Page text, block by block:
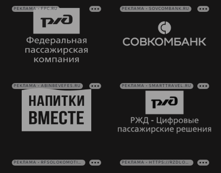
РЕКЛАМА • FPC.RU РЕКЛАМА • SOVCOMBANK.RU
РЕКЛАМА • ABINBEVEFES.RU РЕКЛАМА • SMARTTRAVEL.RU
РЕКЛАМА • RFSOLOKOMOTIV.RU РЕКЛАМА • HTTPS://RZDLOG.RU/